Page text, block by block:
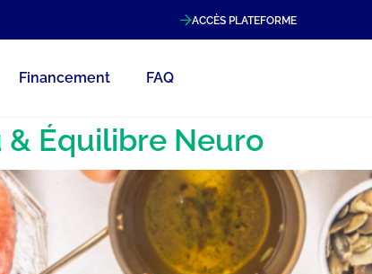
ACCÈS PLATEFORME
Financement FAQ
Équilibre Neuro